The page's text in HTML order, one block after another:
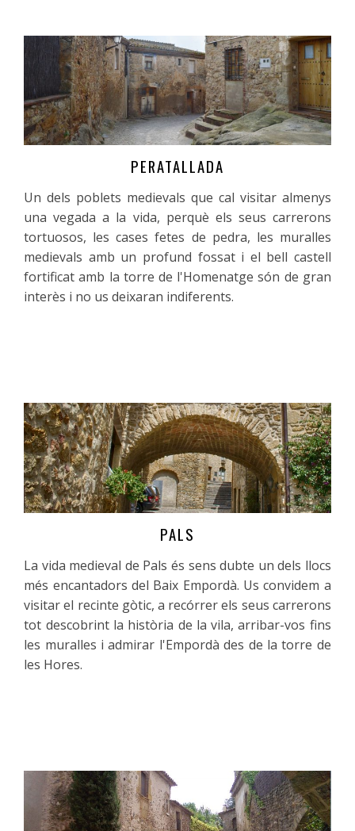
Més informacióPERATALLADA
Un dels poblets medievals que cal visitar almenys
una vegada a la vida, perquè els seus carrerons
tortuosos, les cases fetes de pedra, les muralles
medievals amb un profund fossat i el bell castell
fortificat amb la torre de l'Homenatge són de gran
interès i no us deixaran indiferents.
PALS
La vida medieval de Pals és sens dubte un dels llocs
més encantadors del Baix Empordà. Us convidem a
visitar el recinte gòtic, a recórrer els seus carrerons
tot descobrint la història de la vila, arribar-vos fins
les muralles i admirar l'Empordà des de la torre de
les Hores.